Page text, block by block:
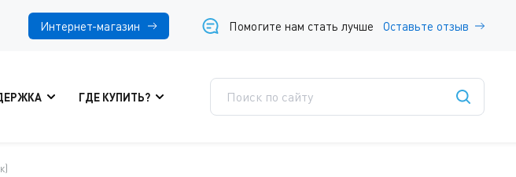
Интернет-магазин Помогите нам стать лучше Оставьте отзыв
ГДЕ КУПИТЬ?